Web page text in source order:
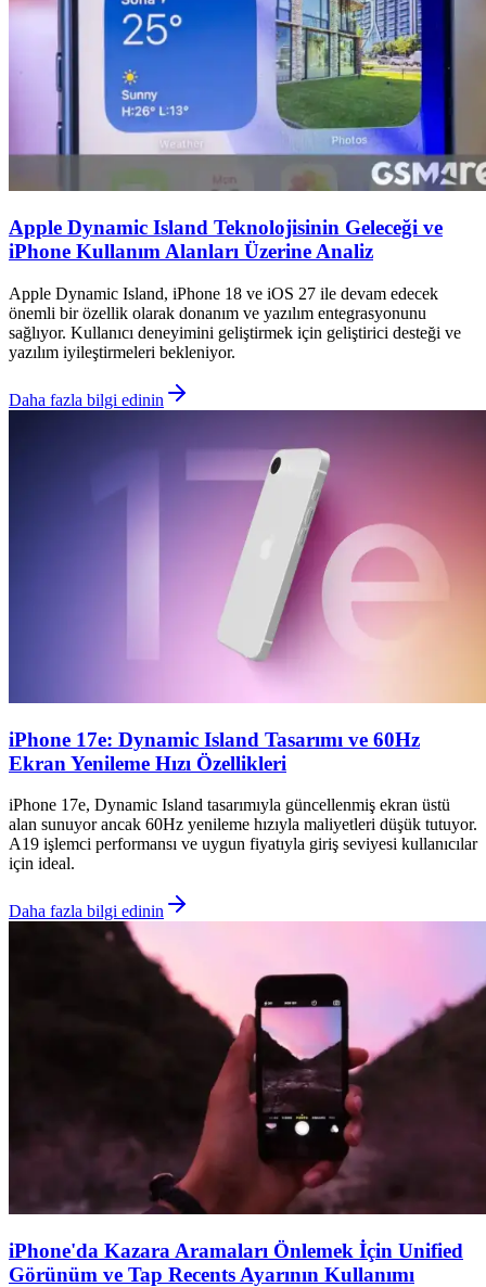
Apple Dynamic Island Teknolojisinin Geleceği ve
iPhone Kullanım Alanları Üzerine Analiz
Apple Dynamic Island, iPhone 18 ve iOS 27 ile devam edecek
önemli bir özellik olarak donanım ve yazılım entegrasyonunu
sağlıyor. Kullanıcı deneyimini geliştirmek için geliştirici desteği ve
yazılım iyileştirmeleri bekleniyor.
Daha fazla bilgi edinin
iPhone 17e: Dynamic Island Tasarımı ve 60Hz
Ekran Yenileme Hızı Özellikleri
iPhone 17e, Dynamic Island tasarımıyla güncellenmiş ekran üstü
alan sunuyor ancak 60Hz yenileme hızıyla maliyetleri düşük tutuyor.
A19 işlemci performansı ve uygun fiyatıyla giriş seviyesi kullanıcılar
için ideal.
Daha fazla bilgi edinin
iPhone'da Kazara Aramaları Önlemek İçin Unified
Görünüm ve Tap Recents Ayarının Kullanımı